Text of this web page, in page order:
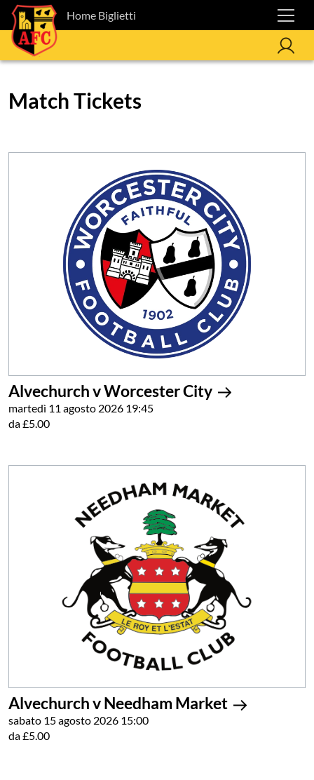
Home Biglietti
Match Tickets
Alvechurch v Worcester City
martedì 11 agosto 2026 19:45
da £5.00
Alvechurch v Needham Market
sabato 15 agosto 2026 15:00
da £5.00